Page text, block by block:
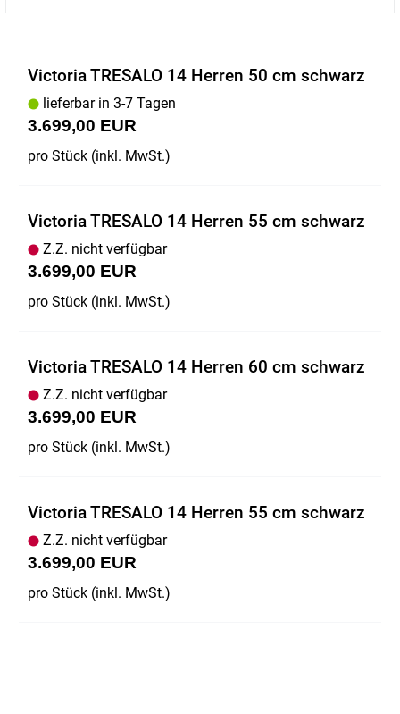
Victoria TRESALO 14 Herren 50 cm schwarz
lieferbar in 3-7 Tagen
3.699,00 EUR
pro Stück (inkl. MwSt.)
Victoria TRESALO 14 Herren 55 cm schwarz
Z.Z. nicht verfügbar
3.699,00 EUR
pro Stück (inkl. MwSt.)
Victoria TRESALO 14 Herren 60 cm schwarz
Z.Z. nicht verfügbar
3.699,00 EUR
pro Stück (inkl. MwSt.)
Victoria TRESALO 14 Herren 55 cm schwarz
Z.Z. nicht verfügbar
3.699,00 EUR
pro Stück (inkl. MwSt.)